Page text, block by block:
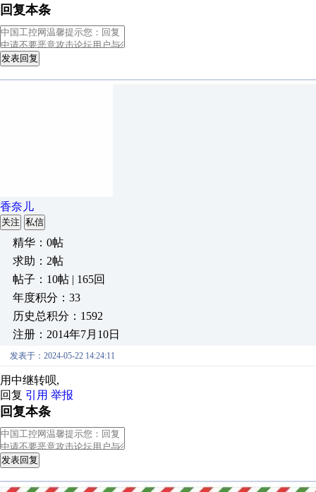
回复本条
发表回复
香奈儿
关注 私信
精华：0帖
求助：2帖
帖子：10帖 | 165回
年度积分：33
历史总积分：1592
注册：2014年7月10日
发表于：2024-05-22 14:24:11
用中继转呗,
回复 引用 举报
回复本条
发表回复